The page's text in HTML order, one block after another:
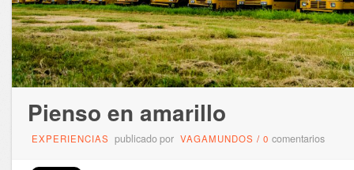
Pienso en amarillo
EXPERIENCIAS publicado por VAGAMUNDOS / 0 comentarios